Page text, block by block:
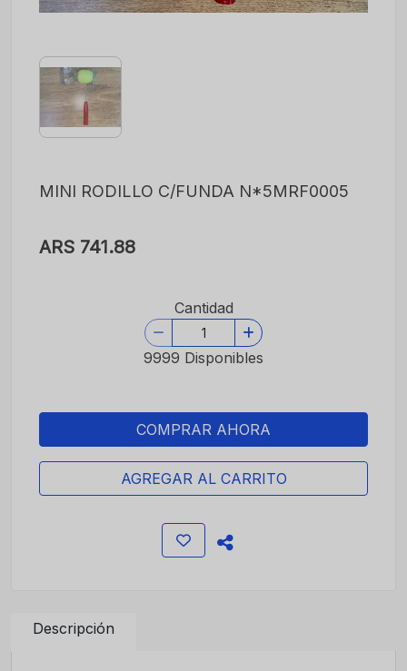
MINI RODILLO C/FUNDA N*5MRF0005
ARS 741.88
Cantidad
9999 Disponibles
COMPRAR AHORA
AGREGAR AL CARRITO
Descripción